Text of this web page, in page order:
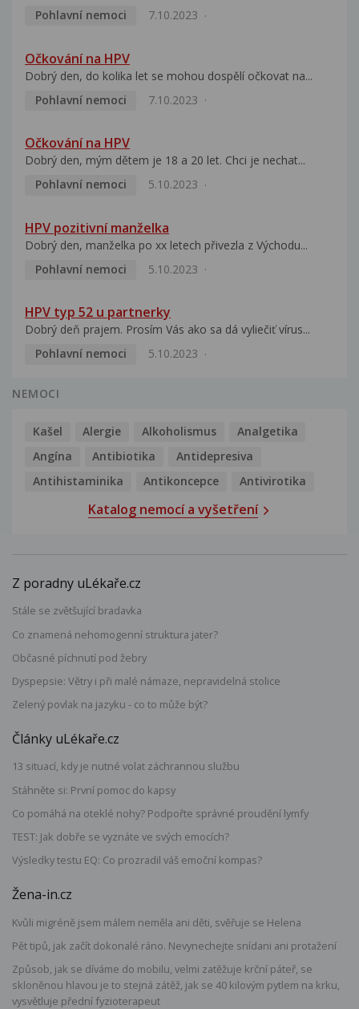
Pohlavní nemoci
7.10.2023
Očkování na HPV
Dobrý den, do kolika let se mohou dospělí očkovat na...
Pohlavní nemoci
7.10.2023
Očkování na HPV
Dobrý den, mým dětem je 18 a 20 let. Chci je nechat...
Pohlavní nemoci
5.10.2023
HPV pozitivní manželka
Dobrý den, manželka po xx letech přivezla z Východu...
Pohlavní nemoci
5.10.2023
HPV typ 52 u partnerky
Dobrý deň prajem. Prosím Vás ako sa dá vyliečiť vírus...
Pohlavní nemoci
5.10.2023
NEMOCI
Kašel Alergie Alkoholismus
Analgetika
Angína
Antibiotika
Antidepresiva
Antihistaminika
Antikoncepce Antivirotika
Katalog nemocí a vyšetření
Z poradny uLékaře.cz
Stále se zvětšující bradavka
Co znamená nehomogenní struktura jater?
Občasné píchnutí pod žebry
Dyspepsie: Větry i při malé námaze, nepravidelná stolice
Zelený povlak na jazyku - co to může být?
Články uLékaře.cz
13 situací, kdy je nutné volat záchrannou službu
Stáhněte si: První pomoc do kapsy
Co pomáhá na oteklé nohy? Podpořte správné proudění lymfy
TEST: Jak dobře se vyznáte ve svých emocích?
Výsledky testu EQ: Co prozradil váš emoční kompas?
Žena-in.cz
Kvůli migréně jsem málem neměla ani děti, svěřuje se Helena
Pět tipů, jak začít dokonalé ráno. Nevynechejte snídani ani protažení
Způsob, jak se díváme do mobilu, velmi zatěžuje krční páteř, se
skloněnou hlavou je to stejná zátěž, jak se 40 kilovým pytlem na krku,
vysvětluje přední fyzioterapeut